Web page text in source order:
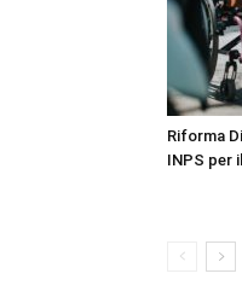
Riforma
INPS per